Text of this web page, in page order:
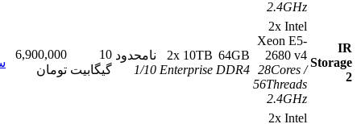
Xeon E5-
2680 v4
28Cores
56Threads
64GB
DDR4
2x 10TB
Enterprise
نامحدود
1/10
10
گیگابیت
6,900,000
تومان
سفارش